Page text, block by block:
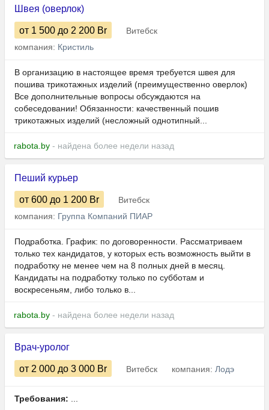
Швея (оверлок)
от 1 500 до 2 200 Br
Витебск
компания: Кристиль
В организацию в настоящее время требуется швея для
пошива трикотажных изделий (преимущественно оверлок)
Все дополнительные вопросы обсуждаются на
собеседовании! Обязанности: качественный пошив
трикотажных изделий (несложный однотипный...
rabota.by - найдена более недели назад
Пеший курьер
от 600 до 1 200 Br
Витебск
компания: Группа Компаний ПИАР
Подработка. График: по договоренности. Рассматриваем
только тех кандидатов, у которых есть возможность выйти в
подработку не менее чем на 8 полных дней в месяц.
Кандидаты на подработку только по субботам и
воскресеньям, либо только в...
rabota.by - найдена более недели назад
Врач-уролог
от 2 000 до 3 000 Br Витебск компания: Лодэ
Требования: ...